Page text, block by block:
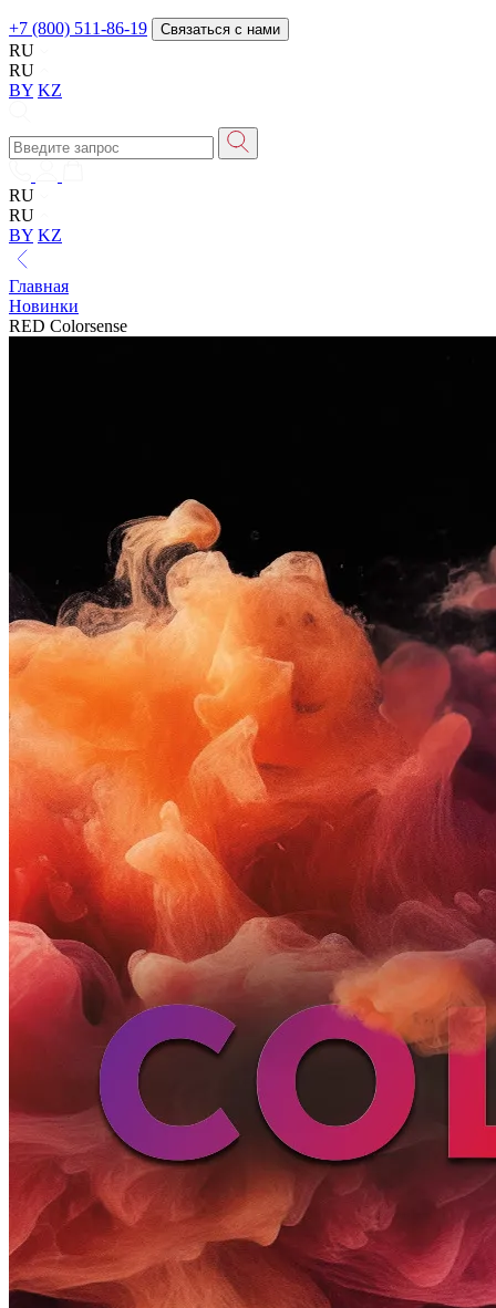
+7 (800) 511-86-19 Связаться с нами
RU
RU
BY KZ
RU
RU
BY KZ
Главная
Новинки
RED Colorsense